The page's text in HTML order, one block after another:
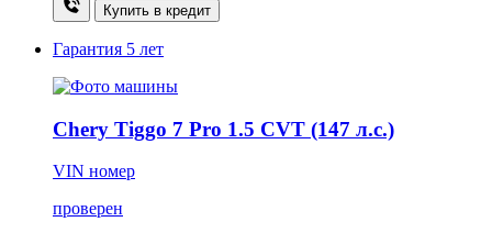
Купить в кредит
Гарантия 5 лет
Chery Tiggo 7 Pro 1.5 CVT (147 л.с.)
VIN номер
проверен